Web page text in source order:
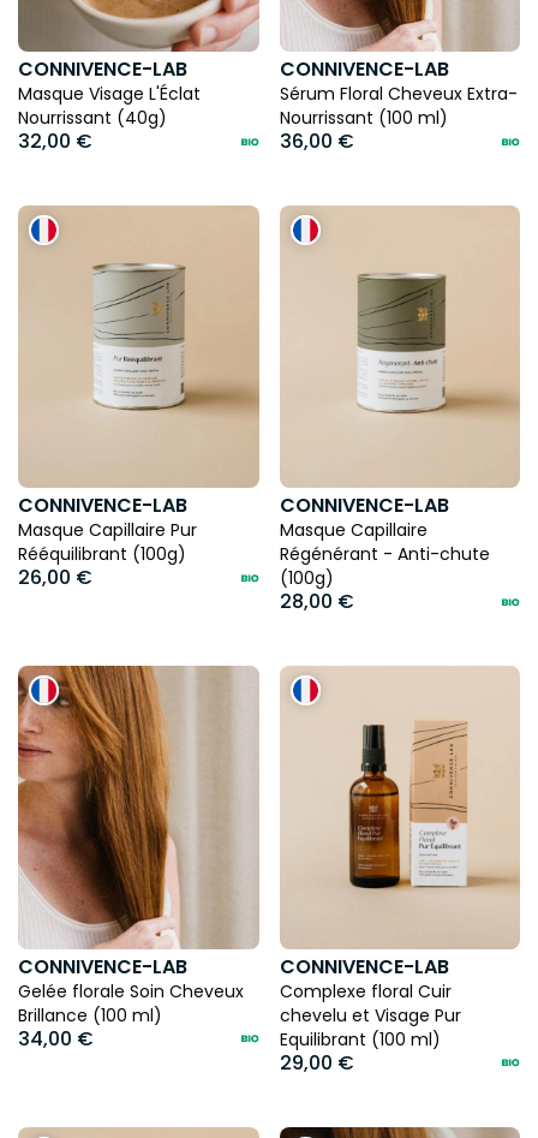
CONNIVENCE-LAB
Masque Visage L'Éclat
Nourrissant (40g)
32,00 €
CONNIVENCE-LAB
Sérum Floral Cheveux Extra-
Nourrissant (100 ml)
36,00 €
CONNIVENCE-LAB
Masque Capillaire Pur
Rééquilibrant (100g)
26,00 €
CONNIVENCE-LAB
Masque Capillaire
Régénérant - Anti-chute
(100g)
28,00 €
CONNIVENCE-LAB
Gelée florale Soin Cheveux
Brillance (100 ml)
34,00 €
CONNIVENCE-LAB
Complexe floral Cuir
chevelu et Visage Pur
Equilibrant (100 ml)
29,00 €